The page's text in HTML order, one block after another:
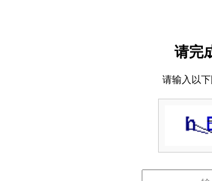
请完
请输入以下